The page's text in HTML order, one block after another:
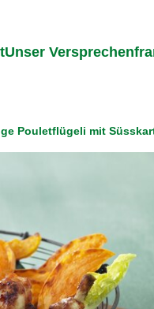
Unser Versprechen
Pouletflügeli mit